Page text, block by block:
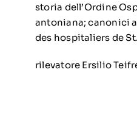
storia dell’Ordine
antoniana; canonici
des hospitaliers de
rilevatore Ersilio